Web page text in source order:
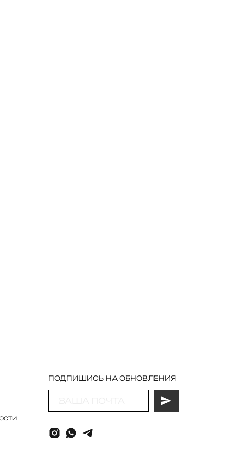
ПОДПИШИСЬ НА ОБНОВЛЕНИЯ